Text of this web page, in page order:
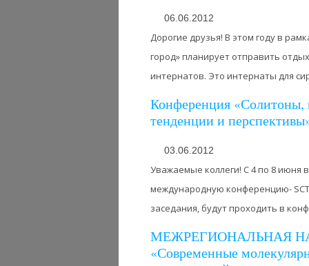
06.06.2012
Дорогие друзья! В этом году в
город» планирует отправить
интернатов. Это интернаты для
Конференция «Солитоны,
тенденции и
03.06.2012
Уважаемые коллеги! C 4 по 8 июня
международную конференцию-
заседания, будут проходить в
МЕЖРЕГИОНАЛЬНАЯ
«Современные